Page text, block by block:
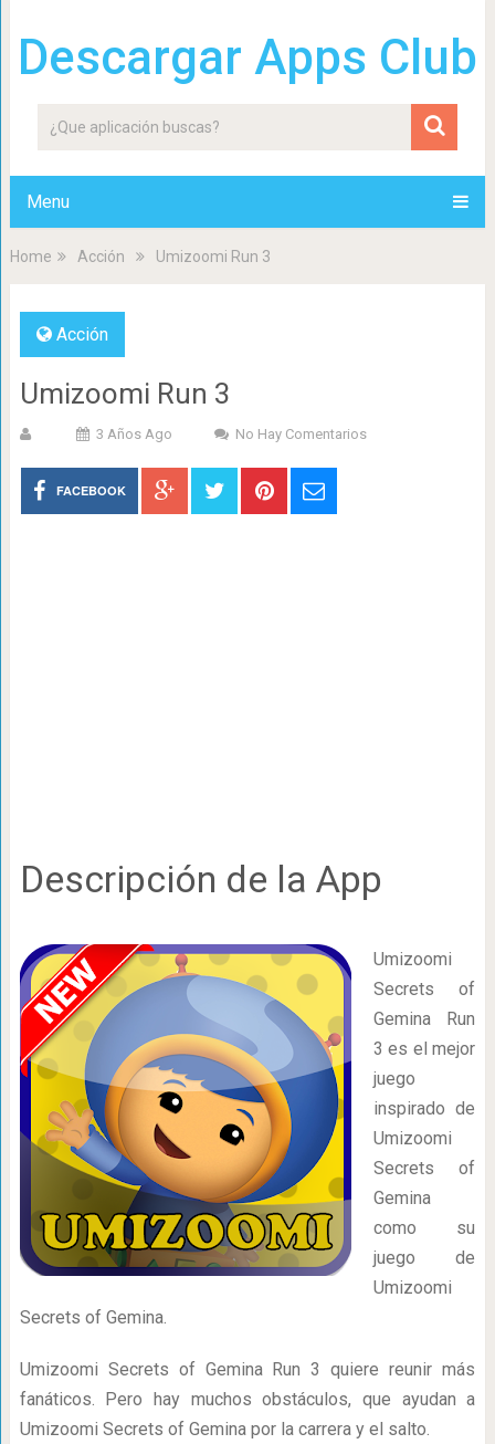
Descargar Apps Club
Menu
Home Acción Umizoomi Run 3
Acción
Umizoomi Run 3
3 Años Ago No Hay Comentarios
FACEBOOK
Descripción de la App
Umizoomi
Secrets of
Gemina Run
3 es el mejor
juego
inspirado de
Umizoomi
Secrets of
Gemina
como su
juego de
Umizoomi
Secrets of Gemina.
Umizoomi Secrets of Gemina Run 3 quiere reunir más
fanáticos. Pero hay muchos obstáculos, que ayudan a
Umizoomi Secrets of Gemina por la carrera y el salto.